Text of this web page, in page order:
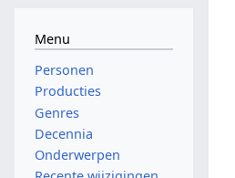
Menu
Personen
Producties
Genres
Decennia
Onderwerpen